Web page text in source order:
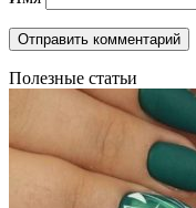
Полезные статьи